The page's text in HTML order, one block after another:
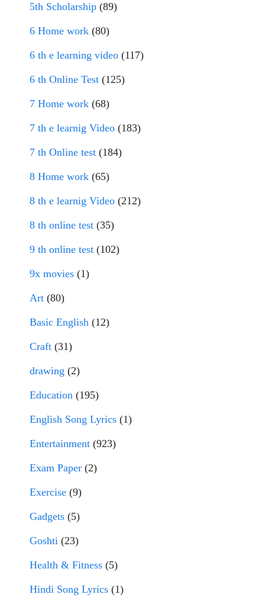
5th Scholarship (89)
6 Home work (80)
6 th e learning video (117)
6 th Online Test (125)
7 Home work (68)
7 th e learnig Video (183)
7 th Online test (184)
8 Home work (65)
8 th e learnig Video (212)
8 th online test (35)
9 th online test (102)
9x movies (1)
Art (80)
Basic English (12)
Craft (31)
drawing (2)
Education (195)
English Song Lyrics (1)
Entertainment (923)
Exam Paper (2)
Exercise (9)
Gadgets (5)
Goshti (23)
Health & Fitness (5)
Hindi Song Lyrics (1)